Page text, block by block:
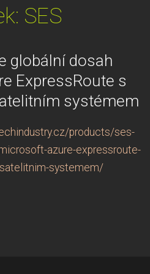
SES
globální dosah
ExpressRoute s
systémem
products/ses-
azure-expressroute-
systemem/